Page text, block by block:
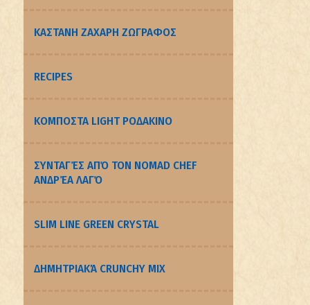
ΚΑΣΤΑΝΗ ΖΑΧΑΡΗ ΖΩΓΡΑΦΟΣ
RECIPES
ΚΟΜΠΟΣΤΑ LIGHT ΡΟΔΑΚΙΝΟ
ΣΥΝΤΑΓΈΣ ΑΠΌ ΤΟΝ NOMAD CHEF
ΑΝΔΡΈΑ ΛΑΓΌ
SLIM LINE GREEN CRYSTAL
ΔΗΜΗΤΡΙΑΚΆ CRUNCHY MIX